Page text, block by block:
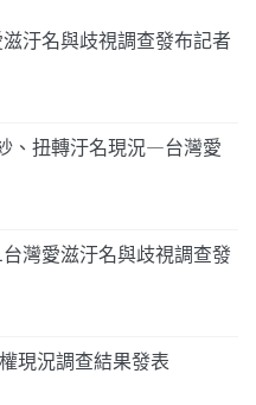
汙名與歧視調查發布記者
、扭轉汙名現況—台灣愛
灣愛滋汙名與歧視調查發
現況調查結果發表